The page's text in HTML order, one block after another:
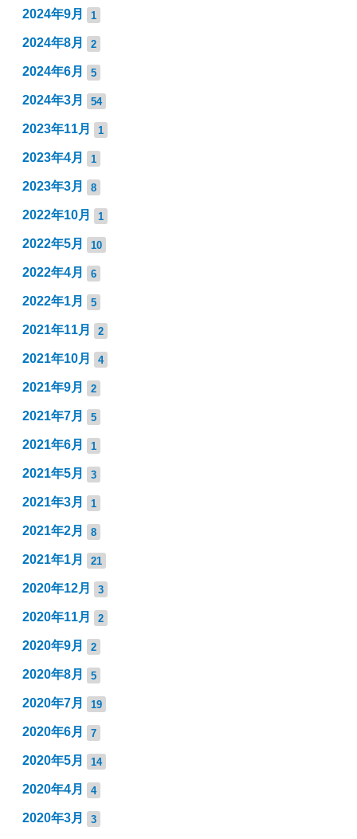
2024年9月 1
2024年8月 2
2024年6月 5
2024年3月 54
2023年11月 1
2023年4月 1
2023年3月 8
2022年10月 1
2022年5月 10
2022年4月 6
2022年1月 5
2021年11月 2
2021年10月 4
2021年9月 2
2021年7月 5
2021年6月 1
2021年5月 3
2021年3月 1
2021年2月 8
2021年1月 21
2020年12月 3
2020年11月 2
2020年9月 2
2020年8月 5
2020年7月 19
2020年6月 7
2020年5月 14
2020年4月 4
2020年3月 3